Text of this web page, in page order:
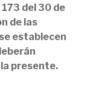
del 30 de
de las
establecen
presente.